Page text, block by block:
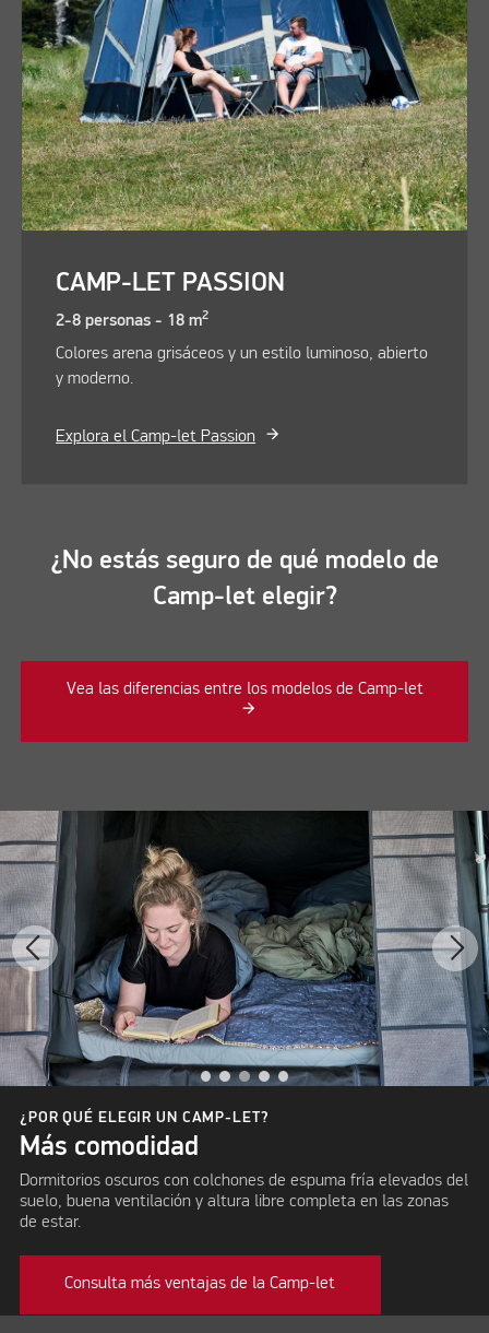
CAMP-LET PASSION
2-8 personas - 18 m2
Colores arena grisáceos y un estilo luminoso, abierto
y moderno.
Explora el Camp-let Passion
¿No estás seguro de qué modelo de
Camp-let elegir?
Vea las diferencias entre los modelos de Camp-let
¿POR QUÉ ELEGIR UN CAMP-LET?
Más comodidad
Dormitorios oscuros con colchones de espuma fría elevados del
suelo, buena ventilación y altura libre completa en las zonas
de estar.
Consulta más ventajas de la Camp-let